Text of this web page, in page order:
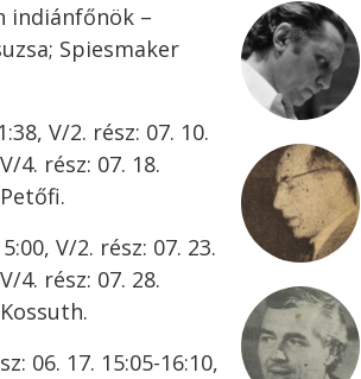
indiánfőnök –
Spiesmaker
V/2. rész: 07. 10.
4. rész: 07. 18.
V/2. rész: 07. 23.
4. rész: 07. 28.
06. 17. 15:05-16:10,